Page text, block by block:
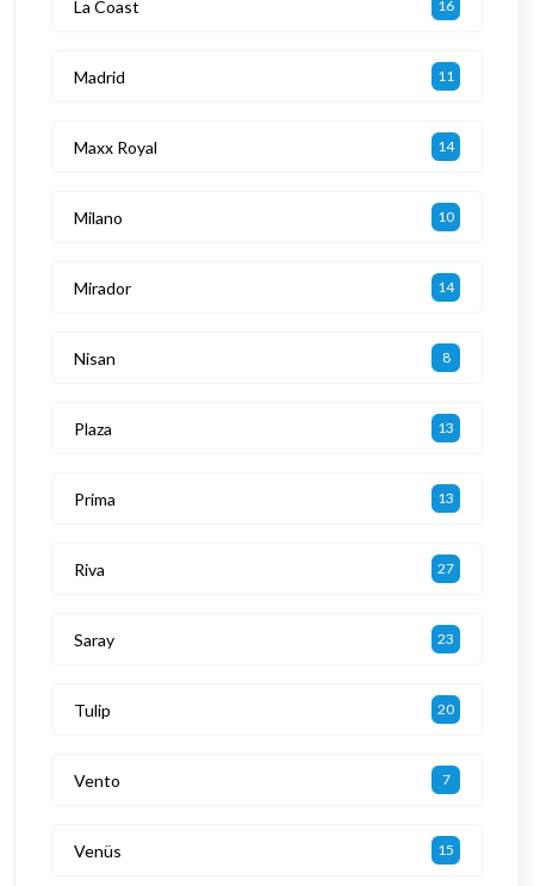
La Coast 16
Madrid 11
Maxx Royal 14
Milano 10
Mirador 14
Nisan 8
Plaza 13
Prima 13
Riva 27
Saray 23
Tulip 20
Vento 7
Venüs 15